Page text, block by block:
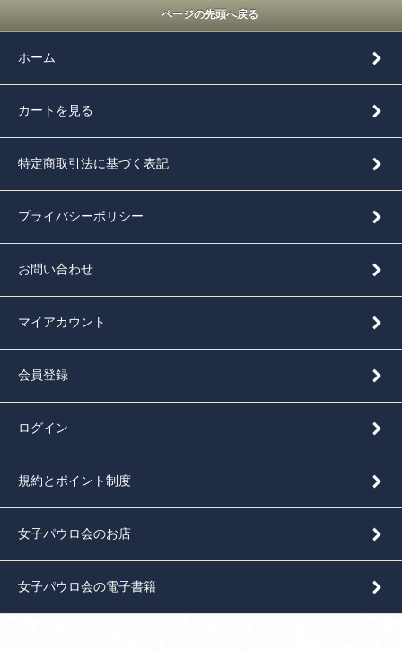
ページの先頭へ戻る
ホーム
カートを見る
特定商取引法に基づく表記
プライバシーポリシー
お問い合わせ
マイアカウント
会員登録
ログイン
規約とポイント制度
女子パウロ会のお店
女子パウロ会の電子書籍